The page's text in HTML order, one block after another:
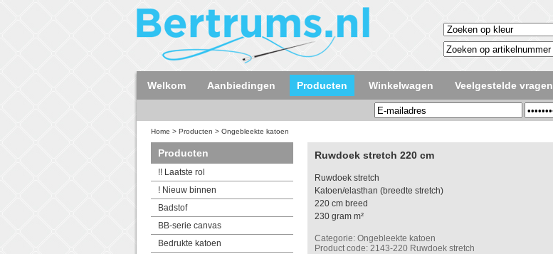
Welkom Aanbiedingen Producten Winkelwagen Veelgestelde vragen
Home > Producten > Ongebleekte katoen
Producten
!! Laatste rol
! Nieuw binnen
Badstof
BB-serie canvas
Bedrukte katoen
Ruwdoek stretch 220 cm
Ruwdoek stretch
Katoen/elasthan (breedte stretch)
220 cm breed
230 gram m²
Categorie: Ongebleekte katoen
Product code: 2143-220 Ruwdoek stretch